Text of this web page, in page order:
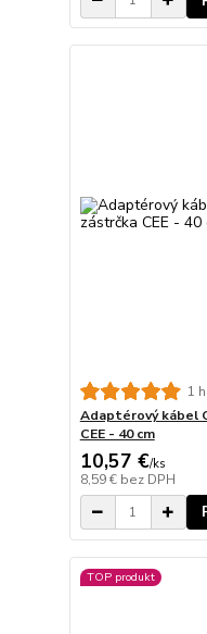
1
Adaptérový kábel
CEE - 40 cm
10,57 €/ks
8,59 € bez DPH
TOP produkt